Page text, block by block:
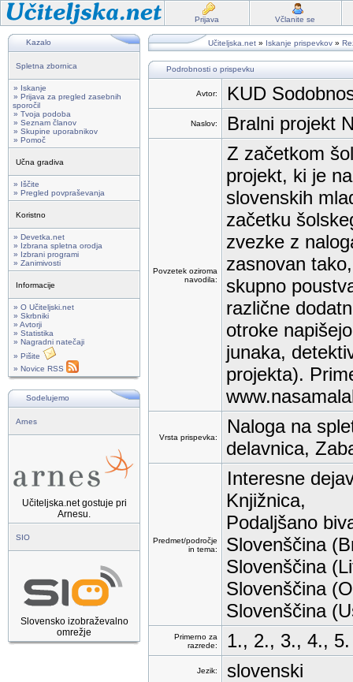
Prijava Včlanite se
Kazalo
Spletna zbornica
» Iskanje
» Prijava za pregled zasebnih
sporočil
» Tvoja podoba
» Seznam članov
» Skupine uporabnikov
» Pomoč
Učna gradiva
» Iščite
» Pregled povpraševanja
Koristno
» Devetka.net
» Izbrana spletna orodja
» Izbrani programi
» Zanimivosti
Informacije
» O Učiteljski.net
» Skrbniki
» Avtorji
» Statistika
» Nagradni natečaji
» Pišite
» Novice RSS
Sodelujemo
Arnes
Učiteljska.net gostuje pri
Arnesu.
SIO
Slovensko izobraževalno
omrežje
Učiteljska.net » Iskanje prispevkov »
Podrobnosti o prispevku
Avtor: KUD
Naslov: Bralni projekt
Povzetek oziroma
navodila:
Z začetkom
projekt, ki je
slovenskih
začetku
zvezke z
zasnovan
skupno
različne
otroke
junaka,
projekta).
Vrsta prispevka:
Naloga na
delavnica,
Predmet/področje
in tema:
Interesne
Knjižnica,
Podaljšano
Slovenščina
Slovenščina
Slovenščina
Slovenščina
Primerno za
razrede:
1., 2., 3., 4., 5.
Jezik: slovenski